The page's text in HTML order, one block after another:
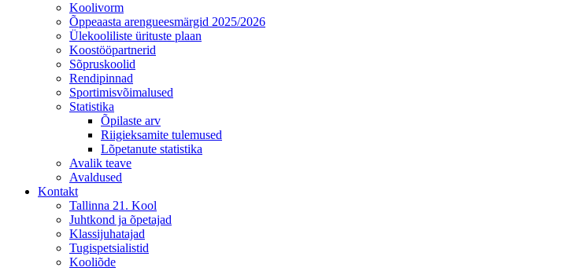
Koolivorm
Õppeaasta arengueesmärgid 2025/2026
Ülekooliliste ürituste plaan
Koostööpartnerid
Sõpruskoolid
Rendipinnad
Sportimisvõimalused
Statistika
Õpilaste arv
Riigieksamite tulemused
Lõpetanute statistika
Avalik teave
Avaldused
Kontakt
Tallinna 21. Kool
Juhtkond ja õpetajad
Klassijuhatajad
Tugispetsialistid
Kooliõde